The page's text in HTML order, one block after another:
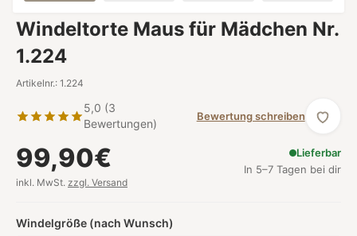
Windeltorte Maus für Mädchen Nr.
1.224
Artikelnr.: 1.224
5,0 (3
Bewertungen)
Bewertung schreiben
99,90€
inkl. MwSt. zzgl. Versand
Lieferbar
In 5–7 Tagen bei dir
Windelgröße (nach Wunsch)